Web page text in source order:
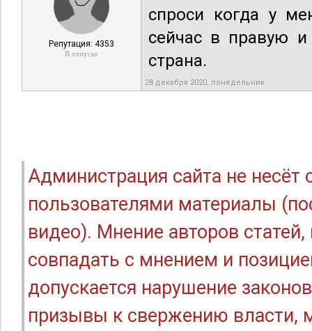
Репутация: 4353
В отпуске
спроси когда у
сейчас в правую
страна.
28 декабря 2020, понедельник
Администрация сайта не
пользователями материалы
видео). Мнение авторов
совпадать с мнением и
допускается нарушение
призывы к свержению власти,